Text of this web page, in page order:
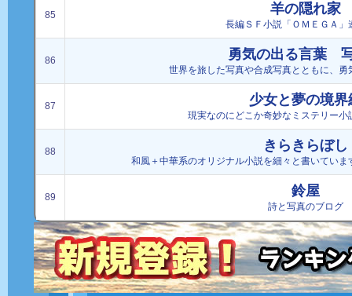
85 羊の隠れ家
長編ＳＦ小説「ＯＭＥＧＡ」
86 勇気の出る言葉
世界を旅した写真や合成写真とともに、勇
87 少女と夢の境界
現実なのにどこか奇妙なミステリー小
88 きらきらぼし
和風＋中華系のオリジナル小説を細々と書いてい
89 鈴屋
詩と写真のブログ